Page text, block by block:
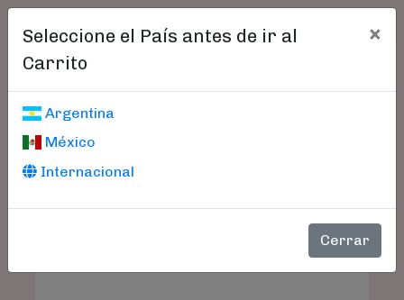
Seleccione el País antes de ir al
Carrito
×
Argentina
México
Internacional
Cerrar
Carrito De Compras
Aún no seleccionó libros.
CANTIDAD